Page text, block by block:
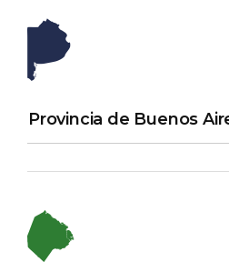
Provincia de Buenos